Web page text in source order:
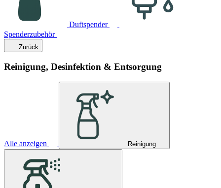
Duftspender
Spenderzubehör
Zurück
Reinigung, Desinfektion & Entsorgung
Alle anzeigen Reinigung